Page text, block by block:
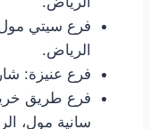
فرع سيتي
الرياض.
فرع عنيزة:
فرع طريق
سانية مول،